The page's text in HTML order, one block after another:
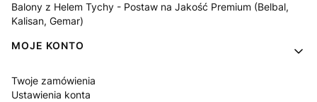
Balony z Helem Tychy - Postaw na Jakość Premium (Belbal,
Kalisan, Gemar)
MOJE KONTO
Twoje zamówienia
Ustawienia konta